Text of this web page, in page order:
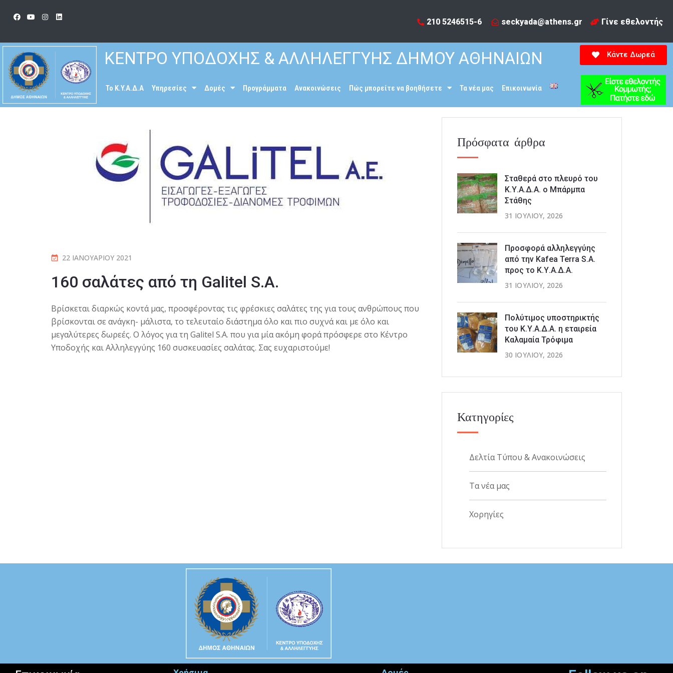
210 5246515-6​ seckyada@athens.gr Γίνε εθελοντής
ΚΕΝΤΡΟ ΥΠΟΔΟΧΗΣ & ΑΛΛΗΛΕΓΓΥΗΣ ΔΗΜΟΥ ΑΘΗΝΑΙΩΝ
To K.Y.A.Δ.Α Υπηρεσίες Δομές Προγράμματα Ανακοινώσεις Πώς μπορείτε να βοηθήσετε Τα νέα μας Επικοινωνία
Κάντε Δωρεά
22 ΙΑΝΟΥΑΡΊΟΥ 2021
160 σαλάτες από τη Galitel S.A.
Βρίσκεται διαρκώς κοντά μας, προσφέροντας τις φρέσκιες σαλάτες της για τους ανθρώπους που
βρίσκονται σε ανάγκη- μάλιστα, το τελευταίο διάστημα όλο και πιο συχνά και με όλο και
μεγαλύτερες δωρεές. Ο λόγος για τη Galitel S.A. που για μία ακόμη φορά πρόσφερε στο Κέντρο
Υποδοχής και Αλληλεγγύης 160 συσκευασίες σαλάτας. Σας ευχαριστούμε!
Πρόσφατα άρθρα
Σταθερά στο πλευρό του
Κ.Υ.Α.Δ.Α. ο Μπάρμπα
Στάθης
31 ΙΟΥΛΊΟΥ, 2026
Προσφορά αλληλεγγύης
από την Kafea Terra S.A.
προς το Κ.Υ.Α.Δ.Α.
31 ΙΟΥΛΊΟΥ, 2026
Πολύτιμος υποστηρικτής
του Κ.Υ.Α.Δ.Α. η εταιρεία
Καλαμαία Τρόφιμα
30 ΙΟΥΛΊΟΥ, 2026
Κατηγορίες
Δελτία Τύπου & Ανακοινώσεις
Τα νέα μας
Χορηγίες